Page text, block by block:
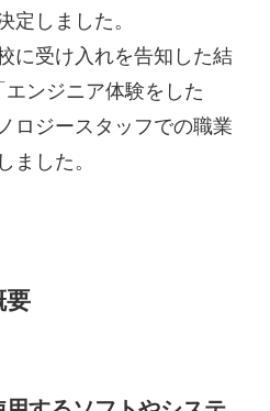
定しました。
に受け入れを告知した結
ンジニア体験をした
ロジースタッフでの職業
ました。
要